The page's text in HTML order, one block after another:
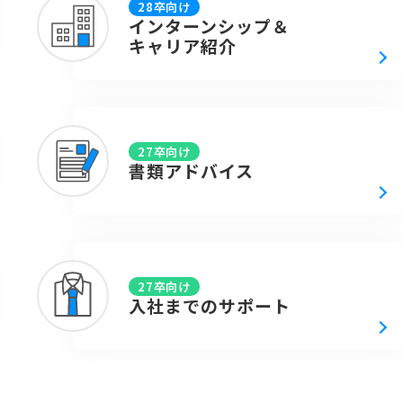
28卒向け
インターンシップ＆
キャリア紹介
27卒向け
書類アドバイス
27卒向け
入社までのサポート